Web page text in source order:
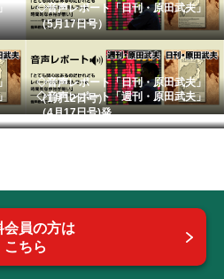
◇音声レポート「日刊・原田武夫」
（5月17日号）
◇音声レポート「日刊・原田武夫」
（1月12日号）
◇音声レポート「週刊・原田武夫」
（4月17日号)発...
会員の方は
こちら